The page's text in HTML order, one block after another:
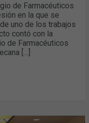
de Farmacéuticos
en la que se
uno de los trabajos
contó con la
de Farmacéuticos
[…]